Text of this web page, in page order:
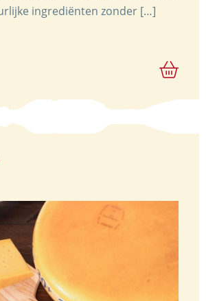
ingrediënten zonder […]